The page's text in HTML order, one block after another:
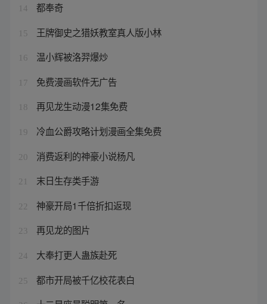
14 都奉奇
15 王牌御史之猎妖教室真人版小林
16 温小辉被洛羿爆炒
17 免费漫画软件无广告
18 再见龙生动漫12集免费
19 冷血公爵攻略计划漫画全集免费
20 消费返利的神豪小说杨凡
21 末日生存类手游
22 神豪开局1千倍折扣返现
23 再见龙的图片
24 大奉打更人蛊族赴死
25 都市开局被千亿校花表白